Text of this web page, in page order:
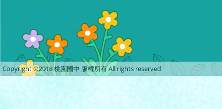
Copyright ©2018 桃園國中 版權所有 All rights reserved